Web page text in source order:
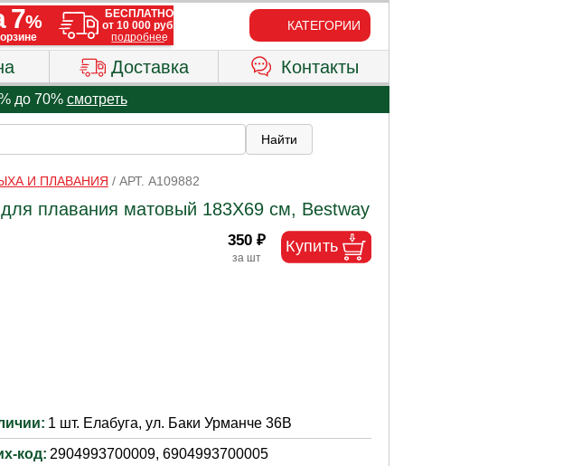
КАТЕГОРИИ
Доставка Контакты
до 70% смотреть
И ПЛАВАНИЯ / АРТ. A109882
плавания матовый 183Х69 см, Bestway
350 ₽
1 шт. Елабуга, ул. Баки Урманче 36В
код: 2904993700009, 6904993700005